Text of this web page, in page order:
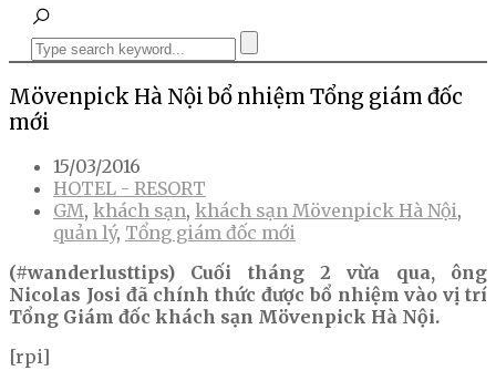
Mövenpick Hà Nội bổ nhiệm Tổng giám đốc
mới
15/03/2016
HOTEL - RESORT
GM, khách sạn, khách sạn Mövenpick Hà Nội,
quản lý, Tổng giám đốc mới
(#wanderlusttips) Cuối tháng 2 vừa qua, ông
Nicolas Josi đã chính thức được bổ nhiệm vào vị trí
Tổng Giám đốc khách sạn Mövenpick Hà Nội.
[rpi]